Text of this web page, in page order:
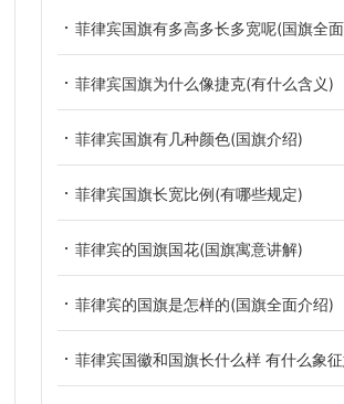
菲律宾国旗有多高多长多宽呢(国旗全
菲律宾国旗为什么像捷克(有什么含义)
菲律宾国旗有几种颜色(国旗介绍)
菲律宾国旗长宽比例(有哪些规定)
菲律宾的国旗国花(国旗寓意讲解)
菲律宾的国旗是怎样的(国旗全面介绍)
菲律宾国徽和国旗长什么样 有什么象